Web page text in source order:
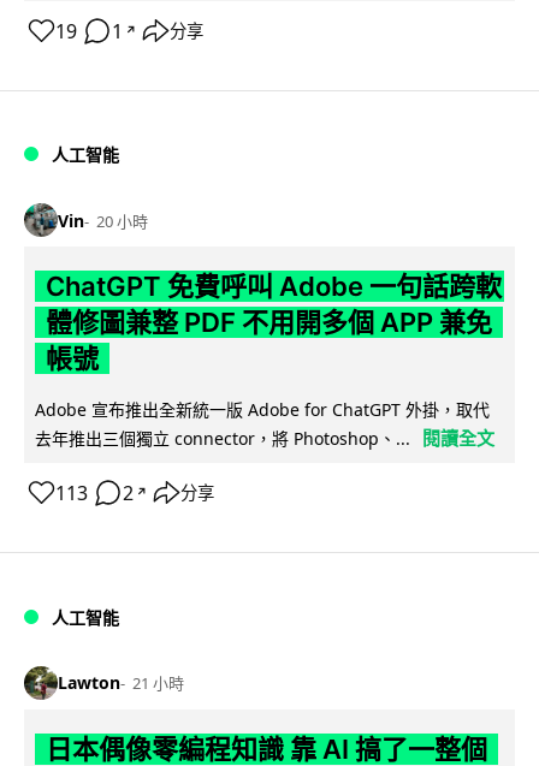
19 1 ↗ 分享
人工智能
Vin 20 小時
ChatGPT 免費呼叫 Adobe 一句話跨軟
體修圖兼整 PDF 不用開多個 APP 兼免
帳號
Adobe 宣布推出全新統一版 Adobe for ChatGPT 外掛，取代
去年推出三個獨立 connector，將 Photoshop、...
閱讀全文
113 2 ↗ 分享
人工智能
Lawton 21 小時
日本偶像零編程知識 靠 AI 搞了一整個